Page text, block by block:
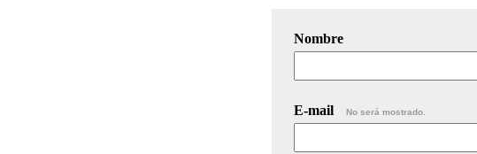
Nombre
E-mail No será mostrado.